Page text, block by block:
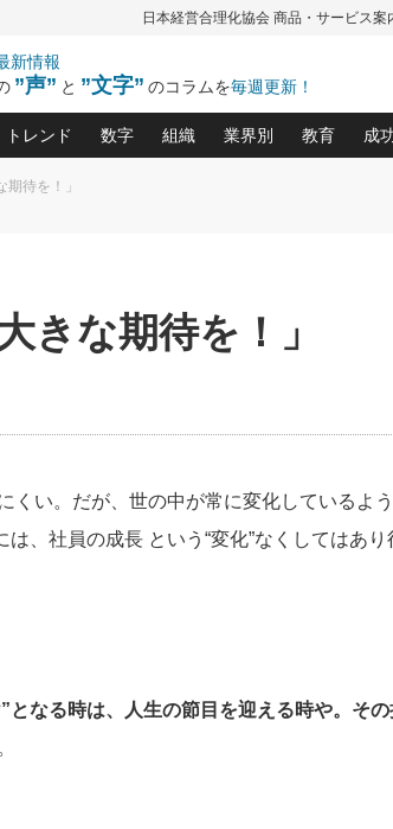
日本経営合理化協会 商品・サービス案
新情報
”声” と ”文字” のコラムを毎週更新！
2026.08.5 2026.08.5
」の極意
(77)
(204)
ておきたい、知っておきたい、やってお
F・グジバチの『経営戦略の新常識』(12)
にお願いしたいと思われる「一流の仕事術」(28)
経営哲学(100)
トレンド
北村森の「今月のヒット商品」(109)
数字
おカネが残る決算書にするために、
会社を守り抜くための緊急対策(100)
強い決算書の会社はココが違う！(36)
賢い社長の「経理財務の見どころ・
ろ」(149)
組織
職場の生産性を下げるハラス
賃金決定の定石(68)
顧客・社員・社会から支持
業界別
大久保一彦の“流行
柿内幸夫─社長のた
教育
あなただ
デキル社
東川鷹年
欧米資産
社長のた
成
待を！」
きな期待を！」
い。だが、世の中が常に変化しているよう
、社員の成長 という“変化”なくしてはあり
となる時は、人生の節目を迎える時や。その